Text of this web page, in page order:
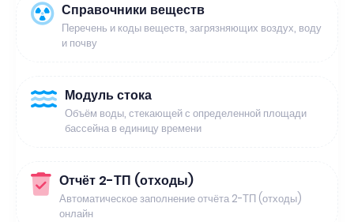
Справочники веществ
Перечень и коды веществ, загрязняющих воздух, воду
и почву
Модуль стока
Объём воды, стекающей с определенной площади
бассейна в единицу времени
Отчёт 2-ТП (отходы)
Автоматическое заполнение отчёта 2-ТП (отходы)
онлайн